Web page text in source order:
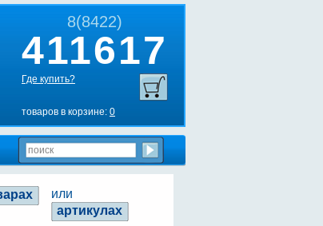
8(8422)
411617
Где купить?
товаров в корзине: 0
или